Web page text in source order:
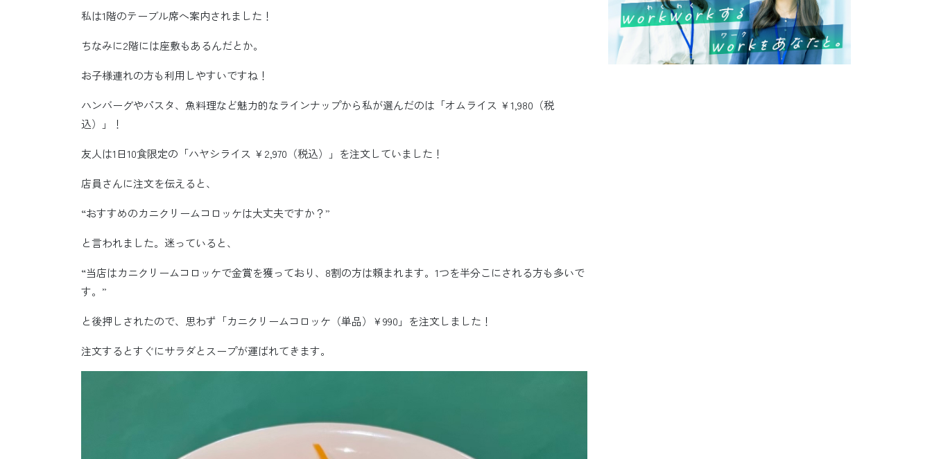
私は1階のテーブル席へ案内されました！
ちなみに2階には座敷もあるんだとか。
お子様連れの方も利用しやすいですね！
ハンバーグやパスタ、魚料理など魅力的なラインナップから私が選んだのは「オムライス ￥1,980（税
込）」！
友人は1日10食限定の「ハヤシライス ￥2,970（税込）」を注文していました！
店員さんに注文を伝えると、
“おすすめのカニクリームコロッケは大丈夫ですか？”
と言われました。迷っていると、
“当店はカニクリームコロッケで金賞を獲っており、8割の方は頼まれます。1つを半分こにされる方も多いで
す。”
と後押しされたので、思わず「カニクリームコロッケ（単品）￥990」を注文しました！
注文するとすぐにサラダとスープが運ばれてきます。